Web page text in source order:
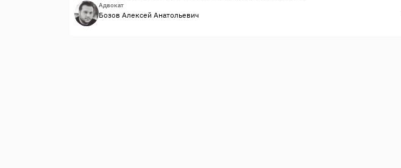
Адвокат
Бозов Алексей Анатольевич